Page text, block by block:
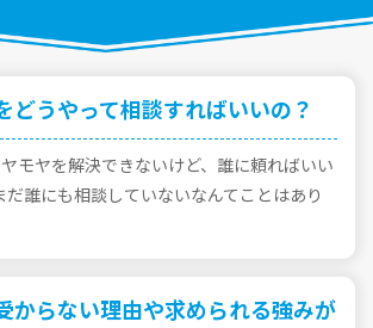
どうやって相談すればいいの？
モヤを解決できないけど、誰に頼ればいい
だ誰にも相談していないなんてことはあり
からない理由や求められる強みが